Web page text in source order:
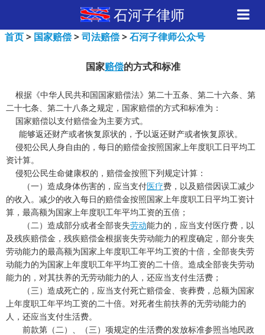
石河子律师
首页> 国家赔偿>司法赔偿>石河子律师公众号
国家赔偿的方式和标准
根据《中华人民共和国国家赔偿法》第二十五条、第二十六条、第
二十七条、第二十八条之规定，国家赔偿的方式和标准为：
国家赔偿以支付赔偿金为主要方式。
能够返还财产或者恢复原状的，予以返还财产或者恢复原状。
侵犯公民人身自由的，每日的赔偿金按照国家上年度职工日平均工
资计算。
侵犯公民生命健康权的，赔偿金按照下列规定计算：
（一）造成身体伤害的，应当支付 医疗费，以及赔偿因误工减少
的收入。减少的收入每日的赔偿金按照国家上年度职工日平均工资计
算，最高额为国家上年度职工年平均工资的五倍；
（二）造成部分或者全部丧失劳动能力的，应当支付医疗费，以
及残疾赔偿金，残疾赔偿金根据丧失劳动能力的程度确定，部分丧失
劳动能力的最高额为国家上年度职工年平均工资的十倍，全部丧失劳
动能力的为国家上年度职工年平均工资的二十倍。造成全部丧失劳动
能力的，对其扶养的无劳动能力的人，还应当支付生活费；
（三）造成死亡的，应当支付死亡赔偿金、丧葬费，总额为国家
上年度职工年平均工资的二十倍。对死者生前扶养的无劳动能力的
人，还应当支付生活费。
前款第（二）、（三）项规定的生活费的发放标准参照当地民政